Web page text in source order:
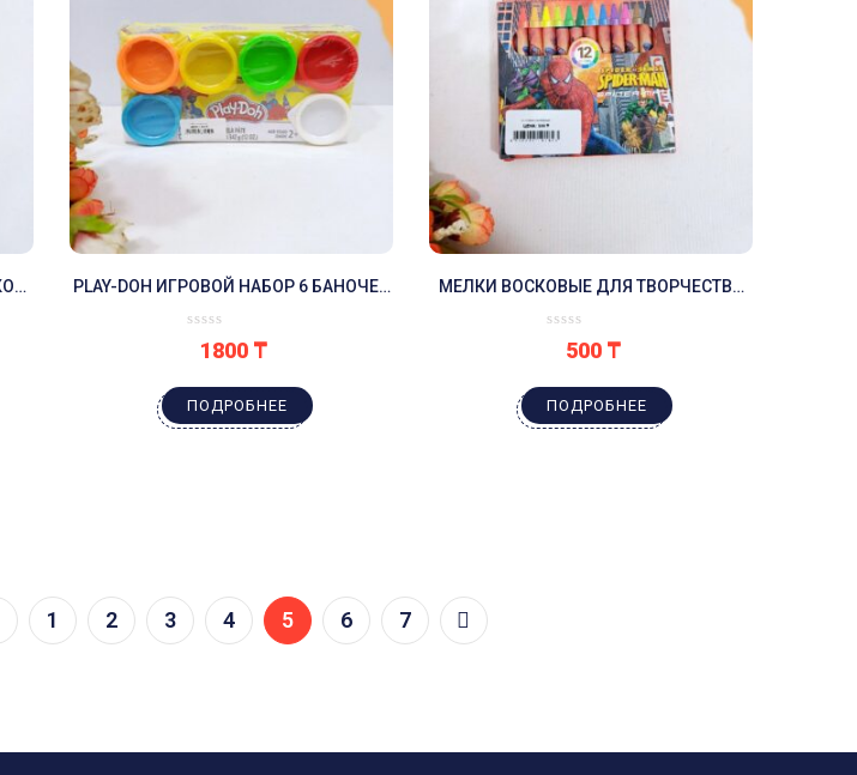
PLAY-DOH ИГРОВОЙ НАБОР 6 БАНОЧЕК
1800 ₸
ПОДРОБНЕЕ
МЕЛКИ ВОСКОВЫЕ ДЛЯ ТВОРЧЕСТВА
500 ₸
ПОДРОБНЕЕ
1 2 3 4 5 6 7